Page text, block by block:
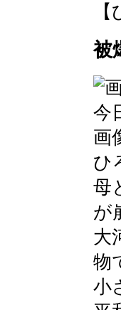
被
今
画
ひ
母
が
大
物
小